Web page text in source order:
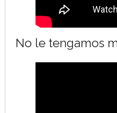
No le tengamos